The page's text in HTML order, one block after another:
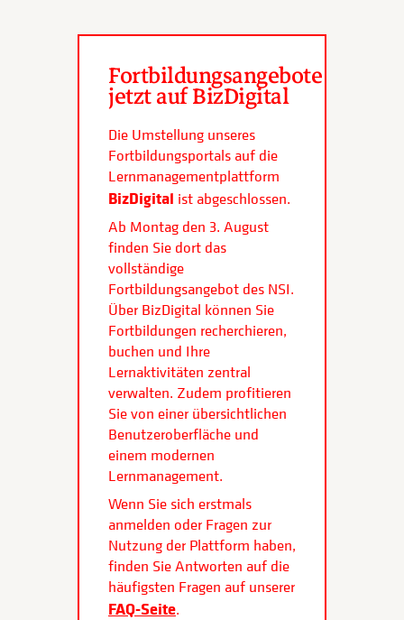
Fortbildungsangebote
jetzt auf BizDigital
Die Umstellung unseres
Fortbildungsportals auf die
Lernmanagementplattform
BizDigital ist abgeschlossen.
Ab Montag den 3. August
finden Sie dort das
vollständige
Fortbildungsangebot des NSI.
Über BizDigital können Sie
Fortbildungen recherchieren,
buchen und Ihre
Lernaktivitäten zentral
verwalten. Zudem profitieren
Sie von einer übersichtlichen
Benutzeroberfläche und
einem modernen
Lernmanagement.
Wenn Sie sich erstmals
anmelden oder Fragen zur
Nutzung der Plattform haben,
finden Sie Antworten auf die
häufigsten Fragen auf unserer
FAQ-Seite.